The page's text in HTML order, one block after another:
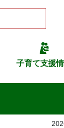
子育て支援